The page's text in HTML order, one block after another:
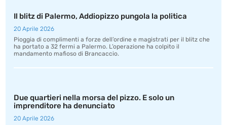
Il blitz di Palermo, Addiopizzo pungola la politica
20 Aprile 2026
Pioggia di complimenti a forze dell’ordine e magistrati per il blitz che
ha portato a 32 fermi a Palermo. L’operazione ha colpito il
mandamento mafioso di Brancaccio.
Due quartieri nella morsa del pizzo. E solo un
imprenditore ha denunciato
20 Aprile 2026